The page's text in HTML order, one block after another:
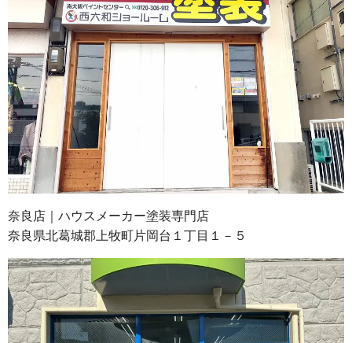
奈良店｜ハウスメーカー塗装専門店
奈良県北葛城郡上牧町片岡台１丁目１－５